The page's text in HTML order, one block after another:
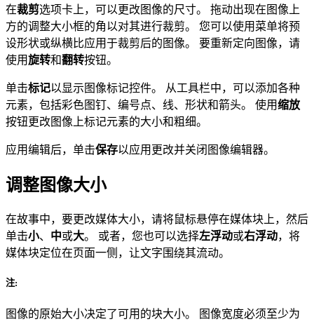
在裁剪选项卡上，可以更改图像的尺寸。 拖动出现在图像上
方的调整大小框的角以对其进行裁剪。 您可以使用菜单将预
设形状或纵横比应用于裁剪后的图像。 要重新定向图像，请
使用旋转和翻转按钮。
单击标记以显示图像标记控件。 从工具栏中，可以添加各种
元素，包括彩色图钉、编号点、线、形状和箭头。 使用缩放
按钮更改图像上标记元素的大小和粗细。
应用编辑后，单击保存以应用更改并关闭图像编辑器。
调整图像大小
在故事中，要更改媒体大小，请将鼠标悬停在媒体块上，然后
单击小、 中或大。 或者，您也可以选择左浮动或右浮动，将
媒体块定位在页面一侧，让文字围绕其流动。
注:
图像的原始大小决定了可用的块大小。 图像宽度必须至少为